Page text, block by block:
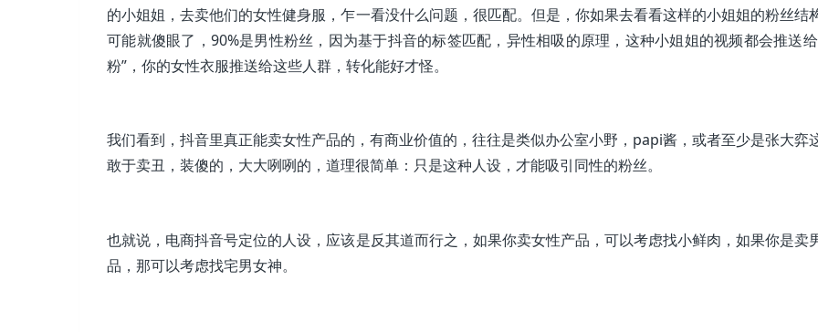
的小姐姐，去卖他们的女性健身服，乍一看没什么问题，很匹配。但是，你如果去看看这样的小姐姐的粉丝结
可能就傻眼了，90%是男性粉丝，因为基于抖音的标签匹配，异性相吸的原理，这种小姐姐的视频都会推送
粉”，你的女性衣服推送给这些人群，转化能好才怪。
我们看到，抖音里真正能卖女性产品的，有商业价值的，往往是类似办公室小野，papi酱，或者至少是张大弈
敢于卖丑，装傻的，大大咧咧的，道理很简单：只是这种人设，才能吸引同性的粉丝。
也就说，电商抖音号定位的人设，应该是反其道而行之，如果你卖女性产品，可以考虑找小鲜肉，如果你是卖
品，那可以考虑找宅男女神。